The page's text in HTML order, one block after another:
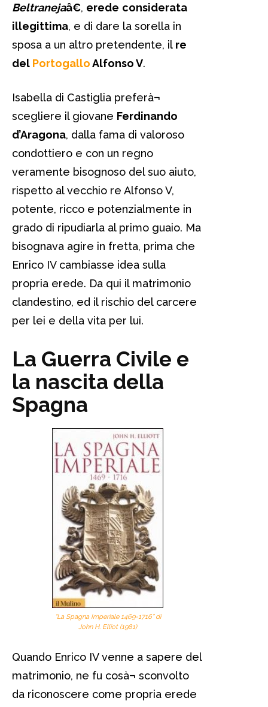
Beltranejaâ€, erede considerata
illegittima, e di dare la sorella in
sposa a un altro pretendente, il re
del PortogalloAlfonso V.
Isabella di Castiglia preferà¬
scegliere il giovane Ferdinando
d’Aragona, dalla fama di valoroso
condottiero e con un regno
veramente bisognoso del suo aiuto,
rispetto al vecchio re Alfonso V,
potente, ricco e potenzialmente in
grado di ripudiarla al primo guaio. Ma
bisognava agire in fretta, prima che
Enrico IV cambiasse idea sulla
propria erede. Da qui il matrimonio
clandestino, ed il rischio del carcere
per lei e della vita per lui.
La Guerra Civile e
la nascita della
Spagna
“La Spagna Imperiale 1469-1716” di
John H. Elliot (1981)
Quando Enrico IV venne a sapere del
matrimonio, ne fu cosà¬ sconvolto
da riconoscere come propria erede